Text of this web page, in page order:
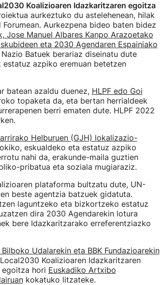
Koalizioaren Idazkaritzaren egoitza
aurkeztuko du astelehenean, hilak
Aurkezpena bideo baten bidez
Jose Manuel Albares Kanpo Arazoetako
eta 2030 Agendaren Espainiako
Batuek berariaz diseinatu dute
azpiko eremuan betetzen
batean azaldu duenez, HLPF edo Goi
topaketa da, eta bertan herrialdeek
berri ematen dute. HLPF 2022
Helburuen (GJH) lokalizazio-
eskualdeko eta estatuz azpiko
nahi da, erakunde-maila guztien
pribatua eta soziala mugiaraziz.
plataforma bultzatu dute, UN-
beste agentzia batzuek gidatuta.
laguntzeko eta bizkortzeko estatuz
dira 2030 Agendarekin lotura
bere Idazkaritzarako erreferentziazko
Udalarekin eta BBK Fundazioarekin
Koalizioaren Idazkaritzaren
hori Euskadiko Artxibo
kokatuko litzateke.